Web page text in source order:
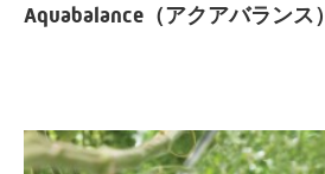
Aquabalance（アクアバランス）